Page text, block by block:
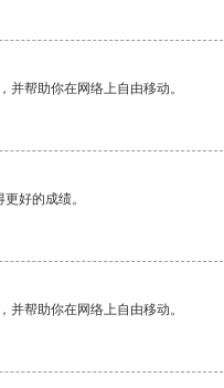
帮助你在网络上自由移动。
好的成绩。
帮助你在网络上自由移动。